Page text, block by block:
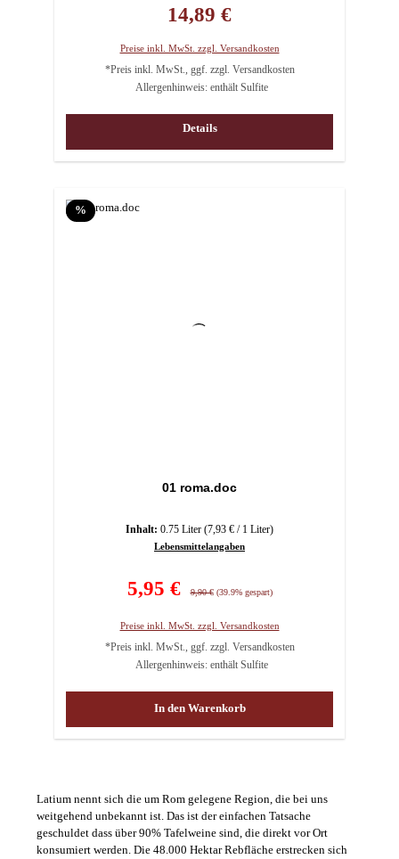
14,89 €
Preise inkl. MwSt. zzgl. Versandkosten
*Preis inkl. MwSt., ggf. zzgl. Versandkosten
Allergenhinweis: enthält Sulfite
Details
%Rabatt
01 roma.doc
Inhalt: 0.75 Liter (7,93 € / 1 Liter)
Lebensmittelangaben
5,95 € Regulärer Preis:
9,90 € (39.9% gespart)
Preise inkl. MwSt. zzgl. Versandkosten
*Preis inkl. MwSt., ggf. zzgl. Versandkosten
Allergenhinweis: enthält Sulfite
In den Warenkorb
Latium nennt sich die um Rom gelegene Region, die bei uns
weitgehend unbekannt ist. Das ist der einfachen Tatsache
geschuldet dass über 90% Tafelweine sind, die direkt vor Ort
konsumiert werden. Die 48.000 Hektar Rebfläche erstrecken sich